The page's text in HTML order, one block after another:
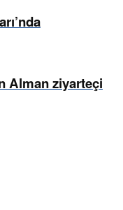
Alman ziyarteçi